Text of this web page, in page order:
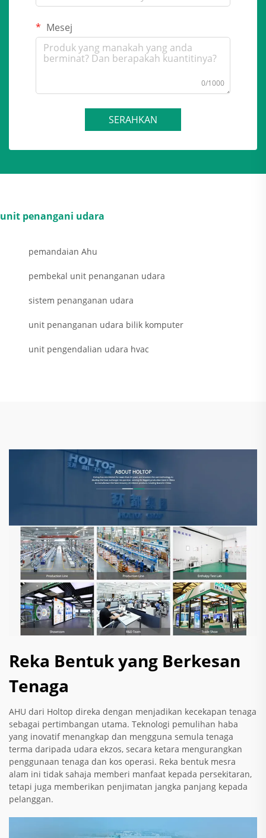
Mesej
0/1000
SERAHKAN
unit penangani udara
pemandaian Ahu
pembekal unit penanganan udara
sistem penanganan udara
unit penanganan udara bilik komputer
unit pengendalian udara hvac
Reka Bentuk yang Berkesan
Tenaga
AHU dari Holtop direka dengan menjadikan kecekapan tenaga
sebagai pertimbangan utama. Teknologi pemulihan haba
yang inovatif menangkap dan mengguna semula tenaga
terma daripada udara ekzos, secara ketara mengurangkan
penggunaan tenaga dan kos operasi. Reka bentuk mesra
alam ini tidak sahaja memberi manfaat kepada persekitaran,
tetapi juga memberikan penjimatan jangka panjang kepada
pelanggan.